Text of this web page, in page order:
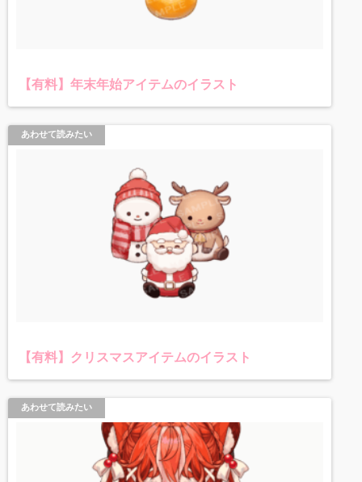
【有料】年末年始アイテムのイラスト
あわせて読みたい
【有料】クリスマスアイテムのイラスト
あわせて読みたい